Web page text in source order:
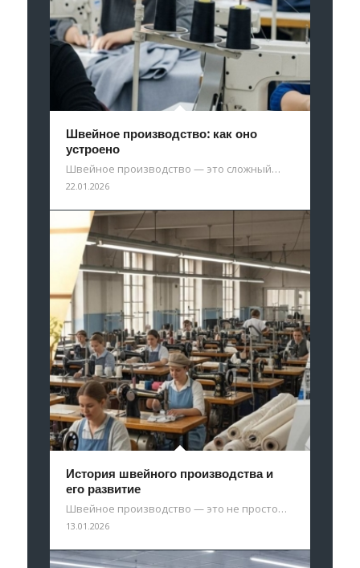
Швейное производство: как оно
устроено
Швейное производство — это сложный…
22.01.2026
История швейного производства и
его развитие
Швейное производство — это не просто…
13.01.2026